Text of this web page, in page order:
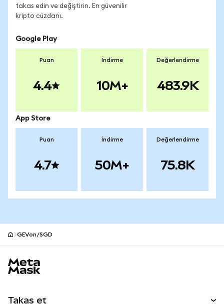
takas edin ve değiştirin. En güvenilir
kripto cüzdanı.
Google Play
Puan
4.4
İndirme
10M+
Değerlendirme
483.9K
App Store
Puan
4.7
İndirme
50M+
Değerlendirme
75.8K
GEVon/SGD
Takas et